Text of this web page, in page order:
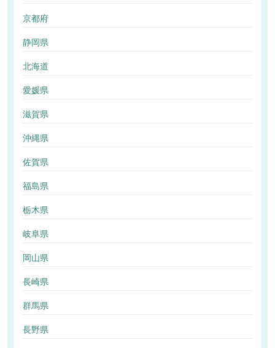
京都府
静岡県
北海道
愛媛県
滋賀県
沖縄県
佐賀県
福島県
栃木県
岐阜県
岡山県
長崎県
群馬県
長野県